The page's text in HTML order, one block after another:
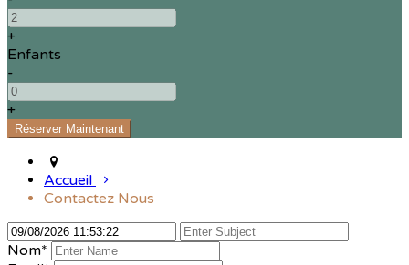
+
Enfants
-
+
Accueil
Contactez Nous
Nom*